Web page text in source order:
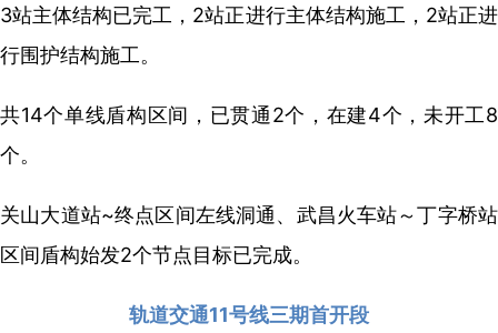
3站主体结构已完工，2站正进行主体结构施工，2站正进
行围护结构施工。
共14个单线盾构区间，已贯通2个，在建4个，未开工8
个。
关山大道站~终点区间左线洞通、武昌火车站～丁字桥站
区间盾构始发2个节点目标已完成。
轨道交通11号线三期首开段